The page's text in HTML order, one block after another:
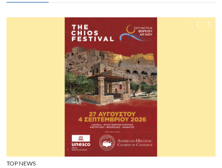
TOP NEWS